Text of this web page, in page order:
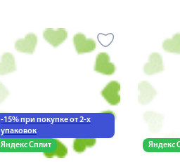
-15% при покупке от 2-х
упаковок
Яндекс Сплит
Яндекс